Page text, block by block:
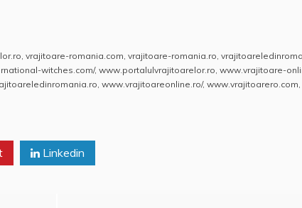
vrajitoare-romania.com vrajitoare-romania.ro
witches.com/, www.portalulvrajitoarelor.ro www.vrajitoare-
www.vrajitoareonline.ro/, www.vrajitoarero.com
Linkedin